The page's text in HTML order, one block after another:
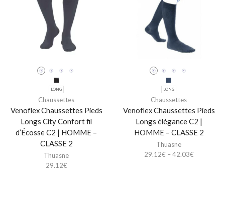
LONG
Chaussettes
Venoflex Chaussettes Pieds
Longs City Confort fil
d’Écosse C2 | HOMME –
CLASSE 2
Thuasne
29.12€
LONG
Chaussettes
Venoflex Chaussettes Pieds
Longs élégance C2 |
HOMME – CLASSE 2
Thuasne
29.12€ –42.03€